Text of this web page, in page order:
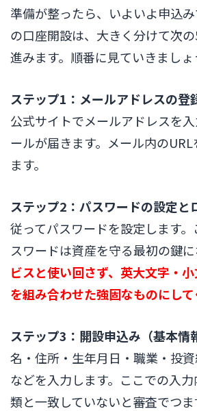
準備が整ったら、いよいよ申込
の口座開設は、大きく分けて次
進みます。順番に見ていきましょ
ステップ1：メールアドレスの登
公式サイトでメールアドレスを
ールが届きます。メール内の
ます。
ステップ2：パスワードの設定と
従ってパスワードを設定します
スワードは資産を守る最初の鍵に
ビスと使い回さず、英大文字・
を組み合わせた強固なものにして
ステップ3：開設申込み（基本情
名・住所・生年月日・職業・投
などを入力します。ここでの入
類と一致していないと審査でつ